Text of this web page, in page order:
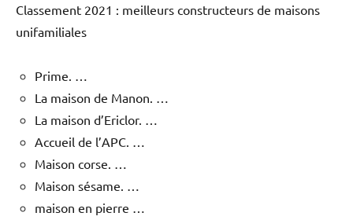
Classement 2021 : meilleurs constructeurs de maisons
unifamiliales
Prime. …
La maison de Manon. …
La maison d’Ericlor. …
Accueil de l’APC. …
Maison corse. …
Maison sésame. …
maison en pierre …